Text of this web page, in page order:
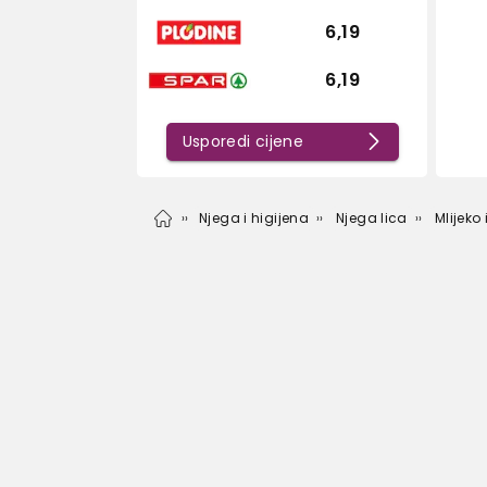
6,19
6,19
Usporedi cijene
Njega i higijena Njega lica Mlijeko